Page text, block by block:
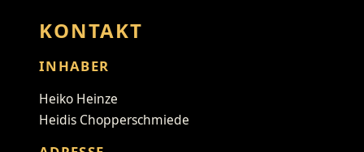
KONTAKT
INHABER
Heiko Heinze
Heidis Chopperschmiede